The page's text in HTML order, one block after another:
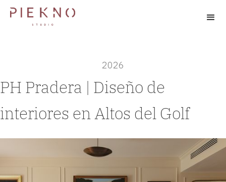
2026
PH Pradera | Diseño de
interiores en Altos del Golf